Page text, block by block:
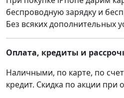
беспроводную зарядку и
Без всяких дополнительных
Оплата, кредиты и
Наличными, по карте, по
кредит. Скидка по акции при